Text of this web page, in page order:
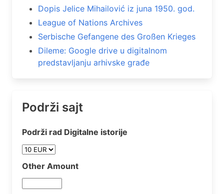
Dopis Jelice Mihailović iz juna 1950. god.
League of Nations Archives
Serbische Gefangene des Großen Krieges
Dileme: Google drive u digitalnom
predstavljanju arhivske građe
Podrži sajt
Podrži rad Digitalne istorije
Other Amount